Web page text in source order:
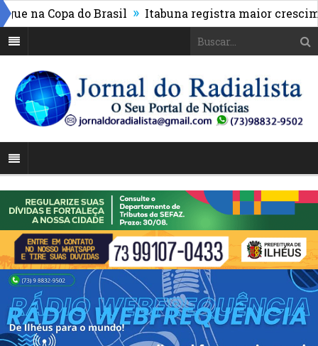
Copa do Brasil » Itabuna registra maior